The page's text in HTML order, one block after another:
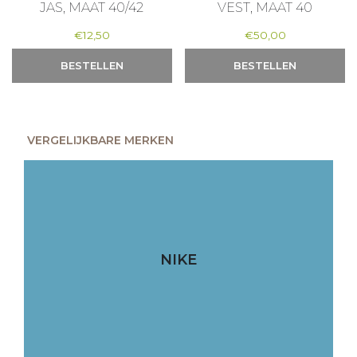
JAS, MAAT 40/42
€12,50
BESTELLEN
VEST, MAAT 40
€50,00
BESTELLEN
VERGELIJKBARE MERKEN
NIKE